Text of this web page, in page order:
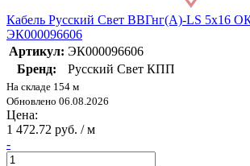
Кабель Русский Свет ВВГнг(А)-LS 5х16
ЭК000096606
Артикул: ЭК000096606
Бренд:
Русский Свет КПП
На складе 154 м
Обновлено 06.08.2026
Цена:
1 472.72 руб. / м
-